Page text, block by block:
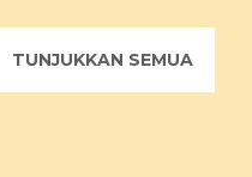
TUNJUKKAN SEMUA